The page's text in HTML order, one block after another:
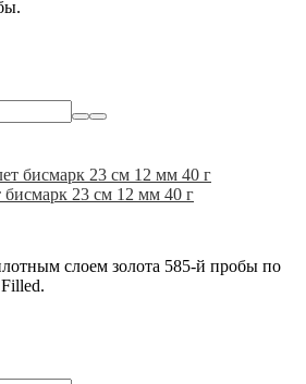
23 см 12 мм 40 г
слоем золота 585-й пробы по